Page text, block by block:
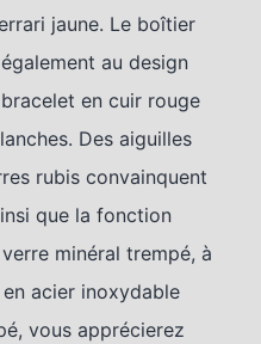
jaune. Le boîtier
au design
en cuir rouge
Des aiguilles
rubis convainquent
que la fonction
minéral trempé, à
acier inoxydable
vous apprécierez